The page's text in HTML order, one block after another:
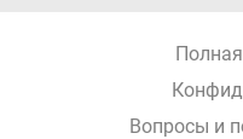
Вопросы и